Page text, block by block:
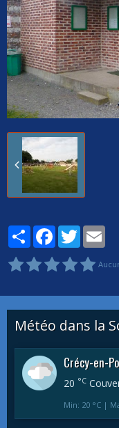
PartagerFacebook
Twitter
Météo dans la
Crécy-en-
20 °C
Min: 20 °C |